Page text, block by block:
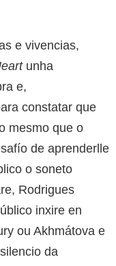
e vivencias,
unha
e,
constatar que
mesmo que o
de aprenderlle
o soneto
Rodrigues
inxire en
ou Akhmátova e
da